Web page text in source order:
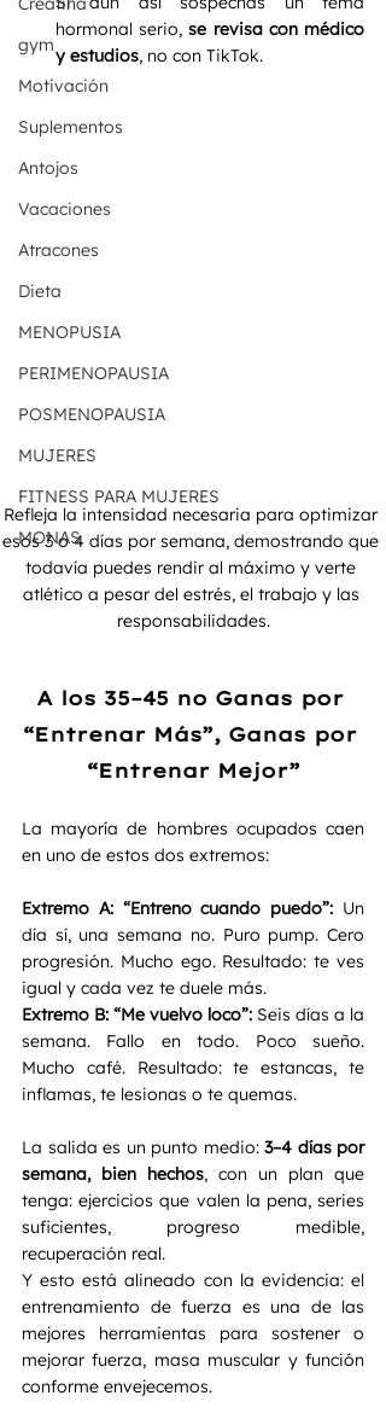
gym
Motivación
Suplementos
Antojos
Vacaciones
Atracones
Dieta
MENOPUSIA
PERIMENOPAUSIA
POSMENOPAUSIA
MUJERES
FITNESS PARA MUJERES
MONAS
hormonal serio, se revisa con médico
y estudios, no con TikTok.
Refleja la intensidad necesaria para optimizar
esos 3 o 4 días por semana, demostrando que
todavía puedes rendir al máximo y verte
atlético a pesar del estrés, el trabajo y las
responsabilidades.
A los 35–45 no Ganas por
“Entrenar Más”, Ganas por
“Entrenar Mejor”
La mayoría de hombres ocupados caen
en uno de estos dos extremos:
Extremo A: “Entreno cuando puedo”: Un
día sí, una semana no. Puro pump. Cero
progresión. Mucho ego. Resultado: te ves
igual y cada vez te duele más.
Extremo B: “Me vuelvo loco”: Seis días a la
semana. Fallo en todo. Poco sueño.
Mucho café. Resultado: te estancas, te
inflamas, te lesionas o te quemas.
La salida es un punto medio: 3–4 días por
semana, bien hechos, con un plan que
tenga: ejercicios que valen la pena, series
suficientes, progreso medible,
recuperación real.
Y esto está alineado con la evidencia: el
entrenamiento de fuerza es una de las
mejores herramientas para sostener o
mejorar fuerza, masa muscular y función
conforme envejecemos.